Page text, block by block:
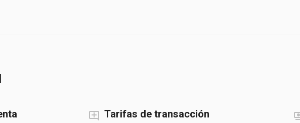
Tarifas de transacción